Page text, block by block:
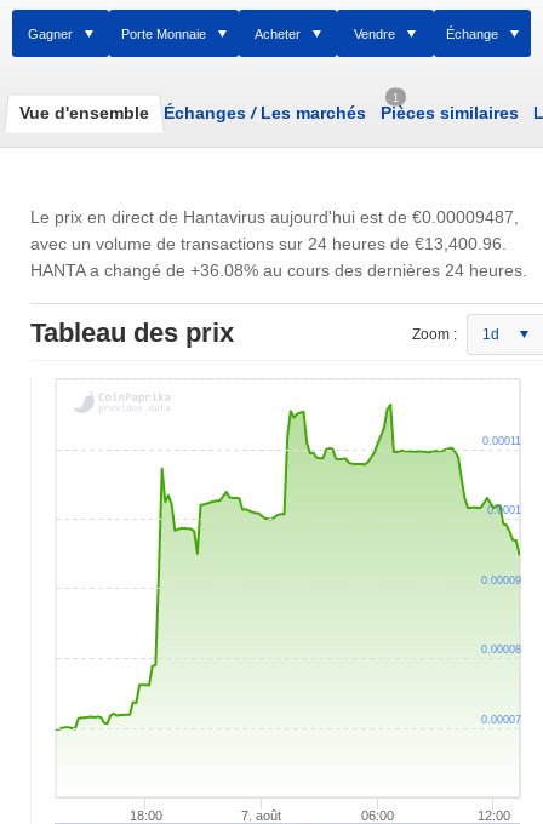
Gagner Porte Monnaie Acheter Vendre Échange
Vue d'ensemble Échanges /Les marchés
1
Pièces similaires
Le prix en direct de Hantavirus aujourd'hui est de €0.00009487
avec un volume de transactions sur 24 heures de €13,400.96
HANTA a changé de +36.08% au cours des dernières 24 heures.
Tableau des prix Zoom : 1d
18:00 7. août 06:00 12:00
0.00007
0.00008
0.00009
0.0001
0.00011